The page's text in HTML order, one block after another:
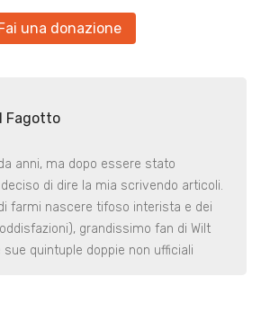
Fai una donazione
Fagotto
anni, ma dopo essere stato
di dire la mia scrivendo articoli.
farmi nascere tifoso interista e dei
grandissimo fan di Wilt
sue quintuple doppie non ufficiali